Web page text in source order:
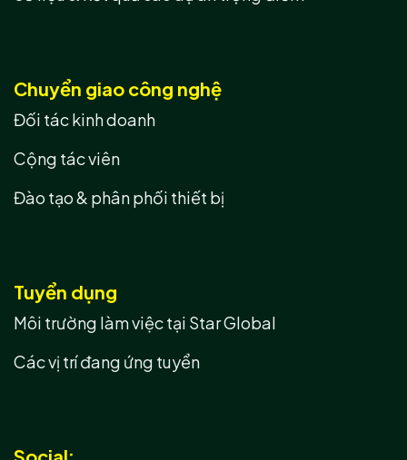
Chuyển giao công nghệ
Đối tác kinh doanh
Cộng tác viên
Đào tạo & phân phối thiết bị
Tuyển dụng
Môi trường làm việc tại Star Global
Các vị trí đang ứng tuyển